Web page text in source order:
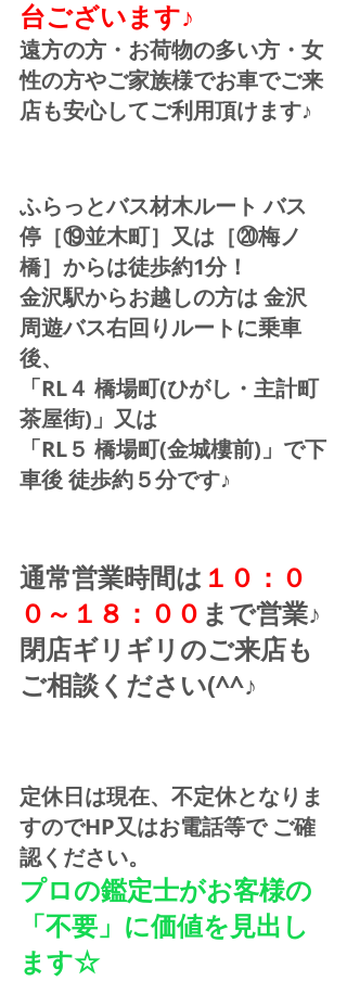
台ございます♪
遠方の方・お荷物の多い方・女
性の方やご家族様でお車でご来
店も安心してご利用頂けます♪
ふらっとバス材木ルート バス
停［⑲並木町］又は［⑳梅ノ
橋］からは徒歩約1分！
金沢駅からお越しの方は 金沢
周遊バス右回りルートに乗車
後、
「RL４ 橋場町(ひがし・主計町
茶屋街)」又は
「RL５ 橋場町(金城樓前)」で下
車後 徒歩約５分です♪
通常営業時間は １０：０
０～１８：００ まで営業♪
閉店ギリギリのご来店も
ご相談ください(^^♪
定休日は現在、不定休となりま
すのでHP又はお電話等で ご確
認ください。
プロの鑑定士がお客様の
「不要」に価値を見出し
ます☆